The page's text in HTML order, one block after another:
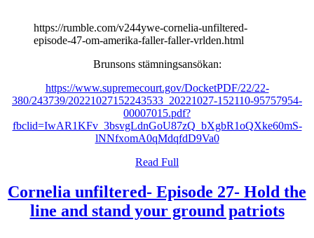
https://rumble.com/v244ywe-cornelia-unfiltered-
episode-47-om-amerika-faller-faller-vrlden.html
Brunsons stämningsansökan:
https://www.supremecourt.gov/DocketPDF/22/22-
380/243739/20221027152243533_20221027-152110-95757954-
00007015.pdf?
fbclid=IwAR1KFv_3bsvgLdnGoU87zQ_bXgbR1oQXke60mS-
lNNfxomA0qMdqfdD9Va0
Read Full
Cornelia unfiltered- Episode 27- Hold the
line and stand your ground patriots